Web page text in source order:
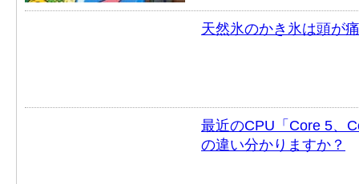
天然氷のかき氷は頭が
最近のCPU「Core 5、
の違い分かりますか？